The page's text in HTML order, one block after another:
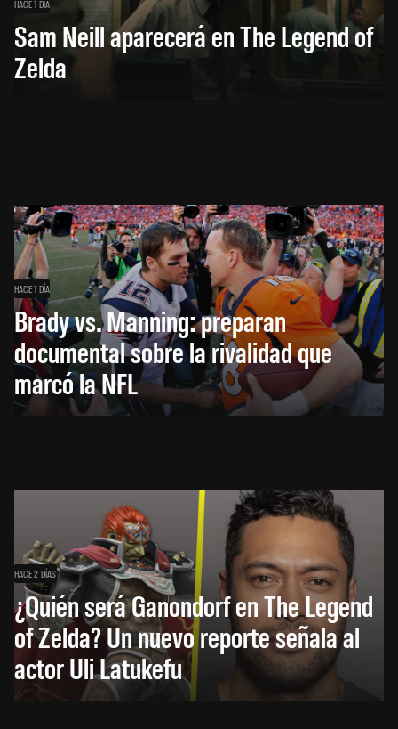
HACE 1 DÍA
Sam Neill aparecerá en The Legend of
Zelda
HACE 1 DÍA
Brady vs. Manning: preparan
documental sobre la rivalidad que
marcó la NFL
HACE 2 DÍAS
¿Quién será Ganondorf en The Legend
of Zelda? Un nuevo reporte señala al
actor Uli Latukefu